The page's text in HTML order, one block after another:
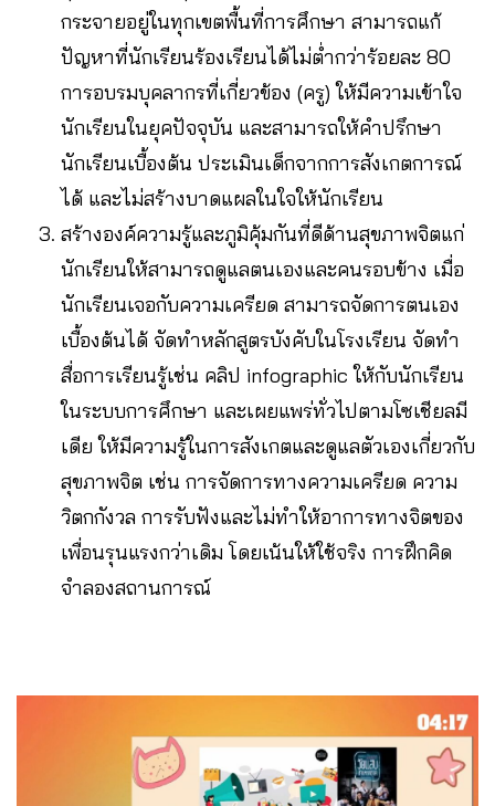
กระจายอยู่ในทุกเขตพื้นที่การศึกษา สามารถแก้
ปัญหาที่นักเรียนร้องเรียนได้ไม่ต่ำกว่าร้อยละ 80
การอบรมบุคลากรที่เกี่ยวข้อง (ครู) ให้มีความเข้าใจ
นักเรียนในยุคปัจจุบัน และสามารถให้คำปรึกษา
นักเรียนเบื้องต้น ประเมินเด็กจากการสังเกตการณ์
ได้ และไม่สร้างบาดแผลในใจให้นักเรียน
สร้างองค์ความรู้และภูมิคุ้มกันที่ดีด้านสุขภาพจิตแก่
นักเรียนให้สามารถดูแลตนเองและคนรอบข้าง เมื่อ
นักเรียนเจอกับความเครียด สามารถจัดการตนเอง
เบื้องต้นได้ จัดทำหลักสูตรบังคับในโรงเรียน จัดทำ
สื่อการเรียนรู้เช่น คลิป infographic ให้กับนักเรียน
ในระบบการศึกษา และเผยแพร่ทั่วไปตามโซเชียลมี
เดีย ให้มีความรู้ในการสังเกตและดูแลตัวเองเกี่ยวกับ
สุขภาพจิต เช่น การจัดการทางความเครียด ความ
วิตกกังวล การรับฟังและไม่ทำให้อาการทางจิตของ
เพื่อนรุนแรงกว่าเดิม โดยเน้นให้ใช้จริง การฝึกคิด
จำลองสถานการณ์